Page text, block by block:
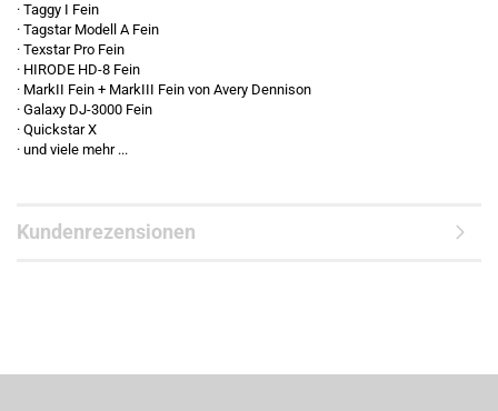
· Taggy I Fein
· Tagstar Modell A Fein
· Texstar Pro Fein
· HIRODE HD-8 Fein
· MarkII Fein + MarkIII Fein von Avery Dennison
· Galaxy DJ-3000 Fein
· Quickstar X
· und viele mehr ...
Kundenrezensionen